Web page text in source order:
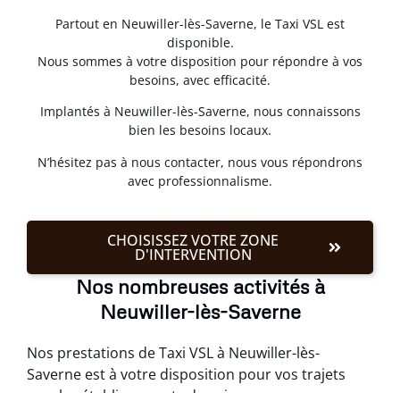
Partout en Neuwiller-lès-Saverne, le Taxi VSL est
disponible.
Nous sommes à votre disposition pour répondre à vos
besoins, avec efficacité.
Implantés à Neuwiller-lès-Saverne, nous connaissons
bien les besoins locaux.
N’hésitez pas à nous contacter, nous vous répondrons
avec professionnalisme.
CHOISISSEZ VOTRE ZONE
D'INTERVENTION
Nos nombreuses activités à
Neuwiller-lès-Saverne
Nos prestations de Taxi VSL à Neuwiller-lès-
Saverne est à votre disposition pour vos trajets